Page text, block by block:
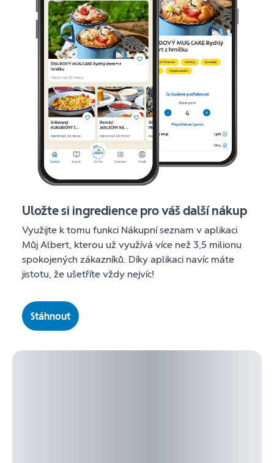
Uložte si ingredience pro váš další nákup
Využijte k tomu funkci Nákupní seznam v aplikaci
Můj Albert, kterou už využívá více než 3,5 milionu
spokojených zákazníků. Díky aplikaci navíc máte
jistotu, že ušetříte vždy nejvíc!
Stáhnout